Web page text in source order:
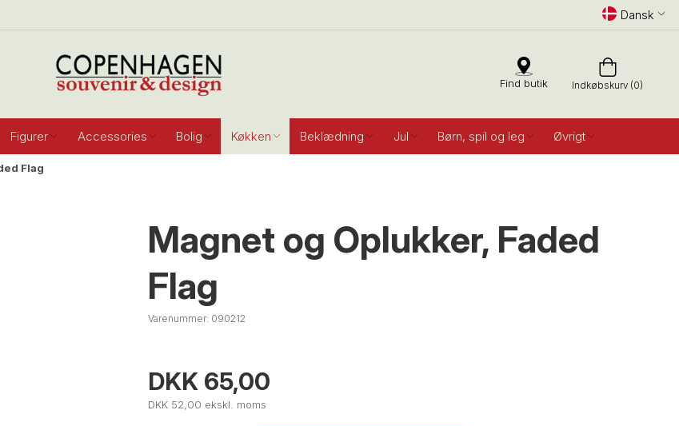
Dansk
Find butik Indkøbskurv (0)
Figurer Accessories Bolig Køkken Beklædning Jul Børn, spil og leg Øvrigt
Flag
Magnet og Oplukker, Faded
Flag
Varenummer: 090212
DKK 65,00
DKK 52,00 ekskl. moms